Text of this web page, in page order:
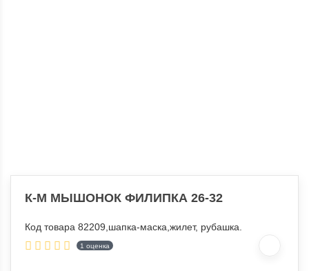
К-М МЫШОНОК ФИЛИПКА 26-32
Код товара 82209,шапка-маска,жилет, рубашка.
1 оценка